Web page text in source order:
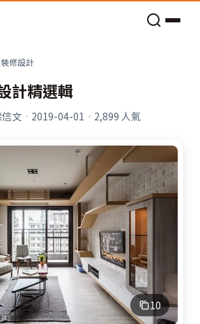
修設計
計精選輯
信文 · 2019-04-01 · 2,899 人氣
10